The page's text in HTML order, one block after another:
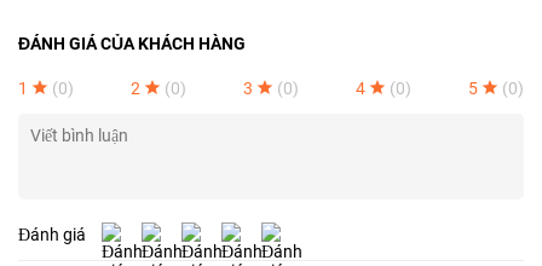
ĐÁNH GIÁ CỦA KHÁCH HÀNG
1 (0) 2 (0) 3 (0) 4 (0) 5 (0)
Đánh giá